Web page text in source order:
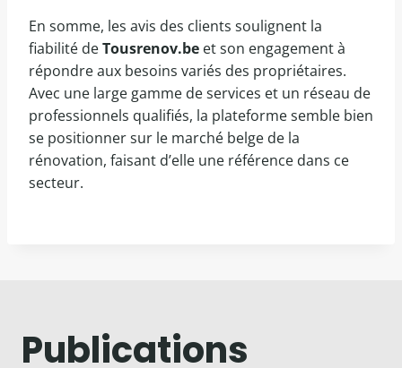
En somme, les avis des clients soulignent la
fiabilité deTousrenov.be et son engagement à
répondre aux besoins variés des propriétaires.
Avec une large gamme de services et un réseau de
professionnels qualifiés, la plateforme semble bien
se positionner sur le marché belge de la
rénovation, faisant d’elle une référence dans ce
secteur.
Publications